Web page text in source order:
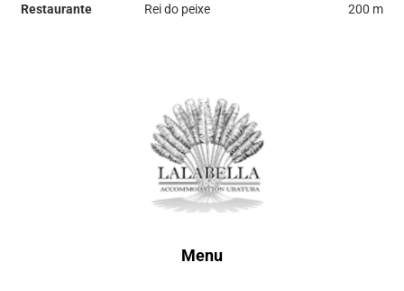
Restaurante Rei do peixe 200 m
Menu